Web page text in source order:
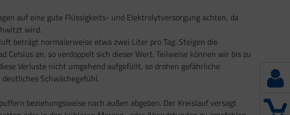
auf eine gute Flüssigkeits- und Elektrolytversorgung achten, da
wird.
beträgt normalerweise etwa zwei Liter pro Tag. Steigen die
Celsius an, so verdoppelt sich dieser Wert. Teilweise können wir bis zu
Verluste nicht umgehend aufgefüllt, so drohen gefährliche
Schwächegefühl.
beziehungsweise nach außen abgeben. Der Kreislauf versagt